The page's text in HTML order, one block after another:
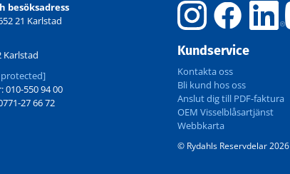
besöksadress
21 Karlstad
Karlstad
010-550 94 00
27 66 72
Kundservice
Kontakta oss
Bli kund hos oss
Anslut dig till PDF-faktura
OEM Visselblåsartjänst
Webbkarta
© Rydahls Reservdelar 2026